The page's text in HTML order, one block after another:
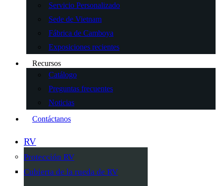
Servicio Personalizado
Sede de Vietnam
Fábrica de Camboya
Exposiciones recientes
Recursos
Catálogo
Preguntas frecuentes
Noticias
Contáctanos
RV
Protección RV
Cubierta de la rueda de RV